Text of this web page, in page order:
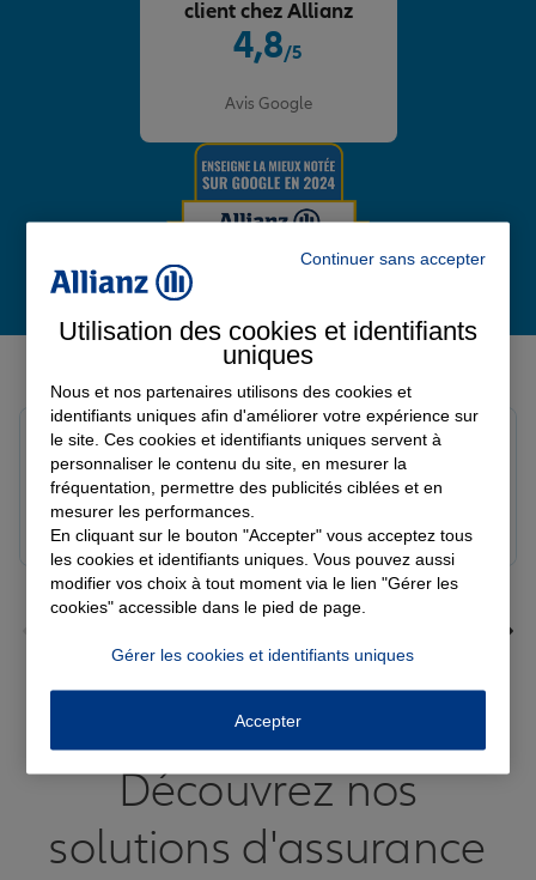
4,8/5
Avis Google
client chez Allianz
Derniers avis de nos agences Allianz
Note de 5 sur 5
Le 05/08/2026 - Agence FORT DE FRANCE
Yori A.
Voir tous les avis
Découvrez nos
solutions d'assurance
Continuer sans accepter
Utilisation des cookies et identifiants
uniques
Nous et nos partenaires utilisons des cookies et
identifiants uniques afin d'améliorer votre expérience sur
le site. Ces cookies et identifiants uniques servent à
personnaliser le contenu du site, en mesurer la
fréquentation, permettre des publicités ciblées et en
mesurer les performances.
En cliquant sur le bouton "Accepter" vous acceptez tous
les cookies et identifiants uniques. Vous pouvez aussi
modifier vos choix à tout moment via le lien "Gérer les
cookies" accessible dans le pied de page.
Gérer les cookies et identifiants uniques
Accepter